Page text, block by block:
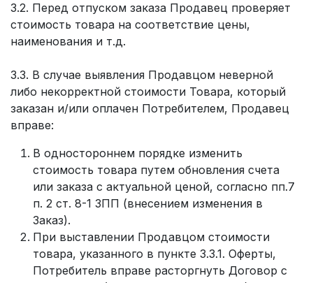
3.2. Перед отпуском заказа Продавец проверяет
стоимость товара на соответствие цены,
наименования и т.д.
3.3. В случае выявления Продавцом неверной
либо некорректной стоимости Товара, который
заказан и/или оплачен Потребителем, Продавец
вправе:
В одностороннем порядке изменить
стоимость товара путем обновления счета
или заказа с актуальной ценой, согласно пп.7
п. 2 ст. 8-1 ЗПП (внесением изменения в
Заказ).
При выставлении Продавцом стоимости
товара, указанного в пункте 3.3.1. Оферты,
Потребитель вправе расторгнуть Договор с